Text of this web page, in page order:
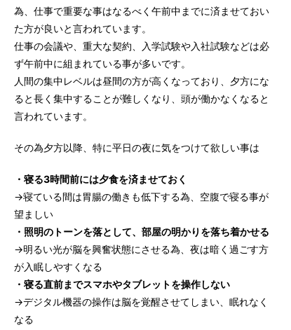
為、仕事で重要な事はなるべく午前中までに済ませておい
た方が良いと言われています。
仕事の会議や、重大な契約、入学試験や入社試験などは必
ず午前中に組まれている事が多いです。
人間の集中レベルは昼間の方が高くなっており、夕方にな
ると長く集中することが難しくなり、頭が働かなくなると
言われています。
その為夕方以降、特に平日の夜に気をつけて欲しい事は
・寝る3時間前には夕食を済ませておく
→寝ている間は胃腸の働きも低下する為、空腹で寝る事が
望ましい
・照明のトーンを落として、部屋の明かりを落ち着かせる
→明るい光が脳を興奮状態にさせる為、夜は暗く過ごす方
が入眠しやすくなる
・寝る直前までスマホやタブレットを操作しない
→デジタル機器の操作は脳を覚醒させてしまい、眠れなく
なる